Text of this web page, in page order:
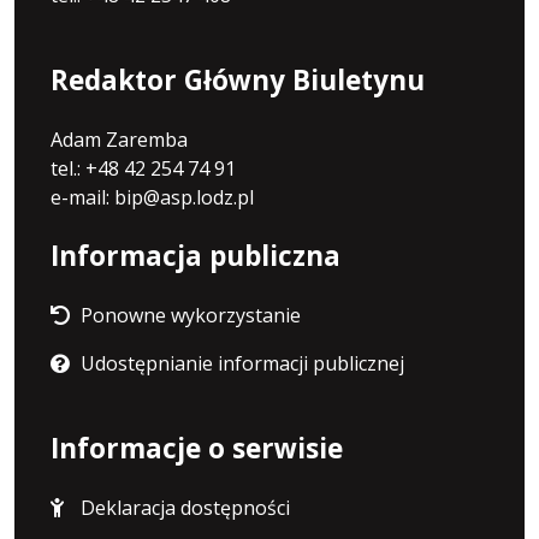
Redaktor Główny Biuletynu
Adam Zaremba
tel.: +48 42 254 74 91
e-mail: bip@asp.lodz.pl
Informacja publiczna
Ponowne wykorzystanie
Udostępnianie informacji publicznej
Informacje o serwisie
Deklaracja dostępności